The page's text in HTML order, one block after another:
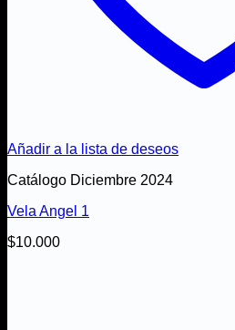
Añadir a la lista de deseos
Catálogo Diciembre 2024
Vela Angel 1
$10.000